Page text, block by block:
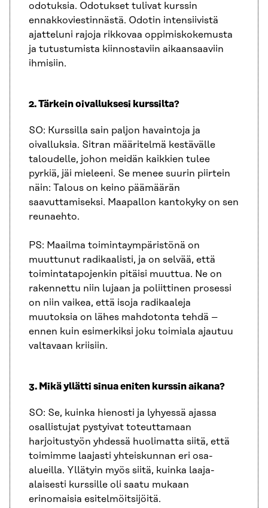
odotuksia. Odotukset tulivat kurssin
ennakkoviestinnästä. Odotin intensiivistä
ajatteluni rajoja rikkovaa oppimiskokemusta
ja tutustumista kiinnostaviin aikaansaaviin
ihmisiin.
2. Tärkein oivalluksesi kurssilta?
SO: Kurssilla sain paljon havaintoja ja
oivalluksia. Sitran määritelmä kestävälle
taloudelle, johon meidän kaikkien tulee
pyrkiä, jäi mieleeni. Se menee suurin piirtein
näin: Talous on keino päämäärän
saavuttamiseksi. Maapallon kantokyky on sen
reunaehto.
PS: Maailma toimintaympäristönä on
muuttunut radikaalisti, ja on selvää, että
toimintatapojenkin pitäisi muuttua. Ne on
rakennettu niin lujaan ja poliittinen prosessi
on niin vaikea, että isoja radikaaleja
muutoksia on lähes mahdotonta tehdä –
ennen kuin esimerkiksi joku toimiala ajautuu
valtavaan kriisiin.
3. Mikä yllätti sinua eniten kurssin aikana?
SO: Se, kuinka hienosti ja lyhyessä ajassa
osallistujat pystyivat toteuttamaan
harjoitustyön yhdessä huolimatta siitä, että
toimimme laajasti yhteiskunnan eri osa-
alueilla. Yllätyin myös siitä, kuinka laaja-
alaisesti kurssille oli saatu mukaan
erinomaisia esitelmöitsijöitä.